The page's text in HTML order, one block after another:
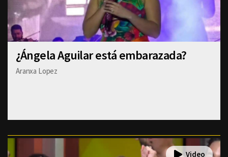
¿Ángela Aguilar está embarazada?
Aranxa Lopez